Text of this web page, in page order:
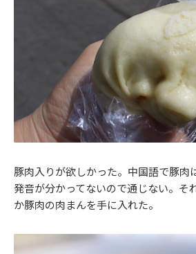
豚肉入りが欲しかった。中国語で豚肉
発音が分かってないので通じない。そ
か豚肉の肉まんを手に入れた。